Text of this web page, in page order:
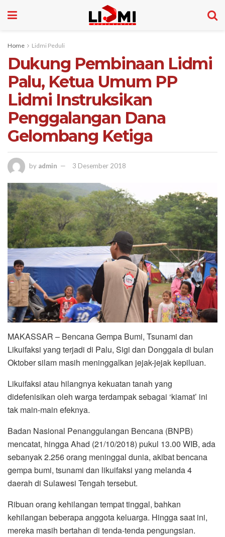
Home Lidmi Peduli
Dukung Pembinaan Lidmi
Palu, Ketua Umum PP
Lidmi Instruksikan
Penggalangan Dana
Gelombang Ketiga
by admin 3 Desember 2018
MAKASSAR – Bencana Gempa Bumi, Tsunami dan
Likuifaksi yang terjadi di Palu, Sigi dan Donggala di bulan
Oktober silam masih meninggalkan jejak-jejak kepiluan.
Likuifaksi atau hilangnya kekuatan tanah yang
didefenisikan oleh warga terdampak sebagai ‘kiamat’ ini
tak main-main efeknya.
Badan Nasional Penanggulangan Bencana (BNPB)
mencatat, hingga Ahad (21/10/2018) pukul 13.00 WIB, ada
sebanyak 2.256 orang meninggal dunia, akibat bencana
gempa bumi, tsunami dan likuifaksi yang melanda 4
daerah di Sulawesi Tengah tersebut.
Ribuan orang kehilangan tempat tinggal, bahkan
kehilangan beberapa anggota keluarga. Hingga saat ini,
mereka masih bertahan di tenda-tenda pengungsian.